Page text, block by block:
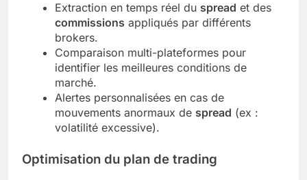
Extraction en temps réel du spread et des
commissions appliqués par différents
brokers.
Comparaison multi-plateformes pour
identifier les meilleures conditions de
marché.
Alertes personnalisées en cas de
mouvements anormaux de spread (ex :
volatilité excessive).
Optimisation du plan de trading